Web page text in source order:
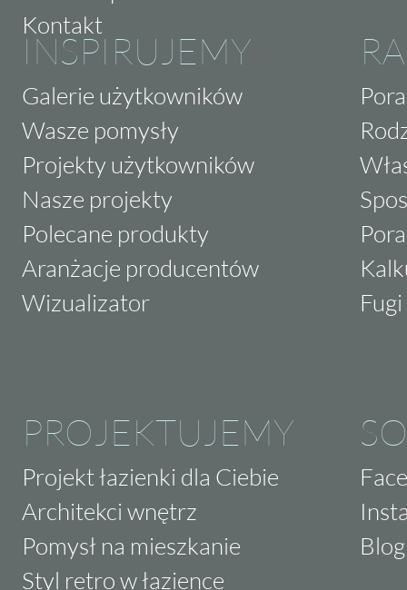
Kontakt
INSPIRUJEMY
Galerie użytkowników
Wasze pomysły
Projekty użytkowników
Nasze projekty
Polecane produkty
Aranżacje producentów
Wizualizator
PROJEKTUJEMY
Projekt łazienki dla Ciebie
Architekci wnętrz
Pomysł na mieszkanie
Styl retro w łazience
Blog